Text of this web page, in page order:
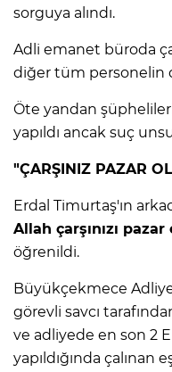
sorguya alındı.
Adli emanet büroda
diğer tüm personelin
Öte yandan
yapıldı ancak suç
"ÇARŞINIZ PAZAR
Erdal Timurtaş'ın
Allah çarşınızı
öğrenildi.
Büyükçekmece
görevli savcı
ve adliyede en son 2
yapıldığında çalınan